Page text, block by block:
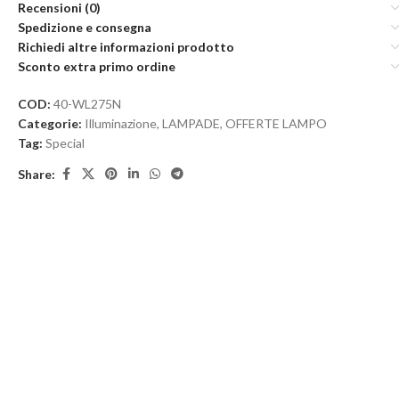
Recensioni (0)
Spedizione e consegna
Richiedi altre informazioni prodotto
Sconto extra primo ordine
COD: 40-WL275N
Categorie: Illuminazione, LAMPADE, OFFERTE LAMPO
Tag: Special
Share: